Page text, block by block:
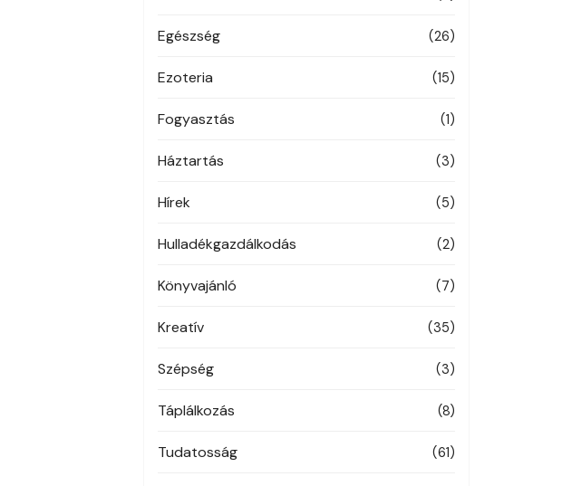
Egészség (26)
Ezoteria (15)
Fogyasztás (1)
Háztartás (3)
Hírek (5)
Hulladékgazdálkodás (2)
Könyvajánló (7)
Kreatív (35)
Szépség (3)
Táplálkozás (8)
Tudatosság (61)